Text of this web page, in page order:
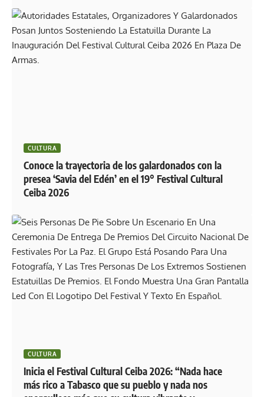
CULTURA
Conoce la trayectoria de los galardonados con la
presea ‘Savia del Edén’ en el 19° Festival Cultural
Ceiba 2026
CULTURA
Inicia el Festival Cultural Ceiba 2026: “Nada hace
más rico a Tabasco que su pueblo y nada nos